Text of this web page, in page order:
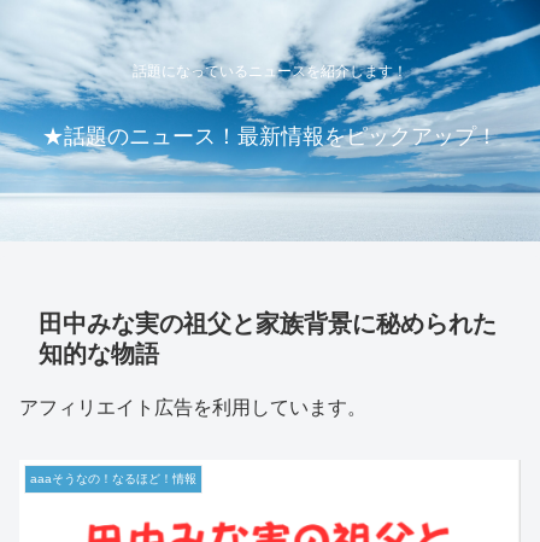
話題になっているニュースを紹介します！
★話題のニュース！最新情報をピックアップ！
田中みな実の祖父と家族背景に秘められた
知的な物語
アフィリエイト広告を利用しています。
aaaそうなの！なるほど！情報